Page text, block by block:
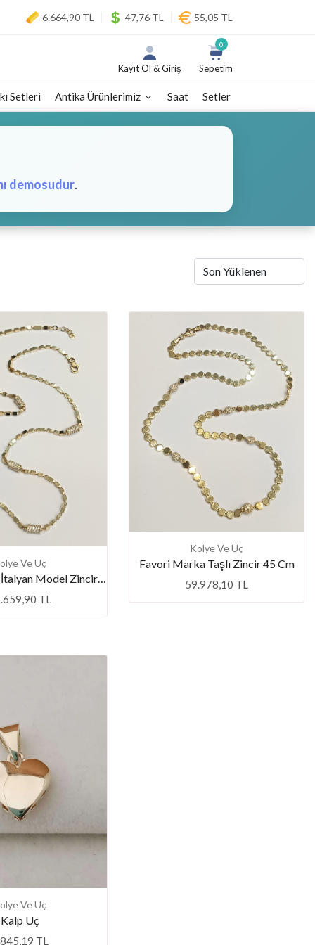
6.664,90 TL 47,76 TL 55,05 TL
Kayıt Ol & Giriş Sepetim
0
Setleri Antika Ürünlerimiz Saat Setler
demosudur.
Ve Uç
Favori Marka İtalyan Model Zincir 45 Cm
TL
Kolye Ve Uç
Favori Marka Taşlı Zincir 45 Cm
59.978,10 TL
Ve Uç
Kalp Uç
TL